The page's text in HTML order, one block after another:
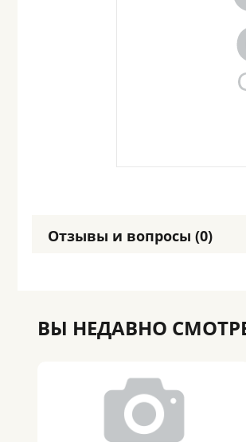
Отзывы и вопросы (0)
ВЫ НЕДАВНО